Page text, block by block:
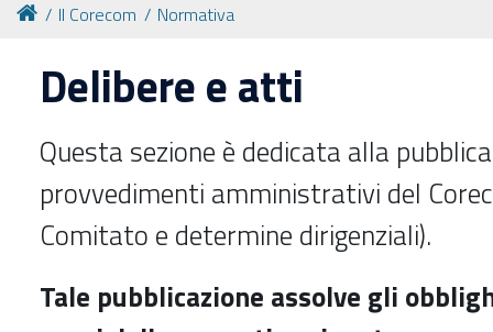
Il Corecom Normativa
Delibere e atti
Questa sezione è dedicata alla
provvedimenti amministrativi del
Comitato e determine dirigenziali).
Tale pubblicazione assolve gli